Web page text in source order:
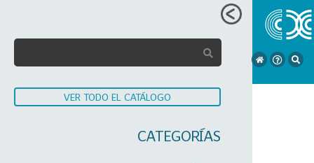
VER TODO EL CATÁLOGO
CATEGORÍAS